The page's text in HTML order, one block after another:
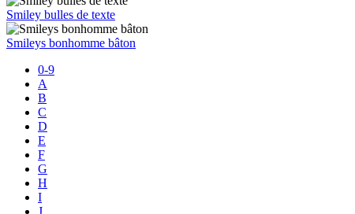
Smiley bulles de texte
Smileys bonhomme bâton
0-9
A
B
C
D
E
F
G
H
I
J